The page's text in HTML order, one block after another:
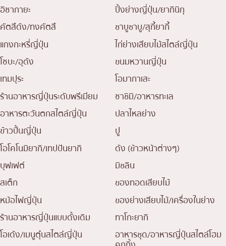
อิซากายะ
ปิ้งย่างญี่ปุ่น/ยากินิกุ
คัตสึด้ง/ทงคัตสึ
ชาบูชาบู/สุกี้ยากี้
แกงกะหรี่ญี่ปุ่น
ไก่ย่างเสียบไม้สไตล์ญี่ปุ่น
โซบะ/อุด้ง
ขนมหวานญี่ปุ่น
เทมปุระ
โอมากาเสะ
ร้านอาหารญี่ปุ่นระดับพรีเมียม
ซาชิมิ/อาหารทะเล
อาหารตะวันตกสไตล์ญี่ปุ่น
ปลาไหลย่าง
ข้าวปั้นญี่ปุ่น
ปู
โอโคโนมิยากิ/เทปปันยากิ
ด้ง (ข้าวหน้าต่างๆ)
บุฟเฟต์
มิชลิน
สเต็ก
ของทอดเสียบไม้
หม้อไฟญี่ปุ่น
ของย่างเสียบไม้/เครื่องในย่าง
ร้านอาหารญี่ปุ่นแบบดั้งเดิม
ทาโกะยากิ
โอเด้ง/เมนูตุ๋นสไตล์ญี่ปุ่น
อาหารชุด/อาหารญี่ปุ่นสไตล์โฮม